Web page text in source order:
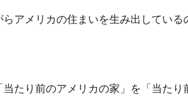
アメリカの住まいを生み出している
たり前のアメリカの家」を「当たり